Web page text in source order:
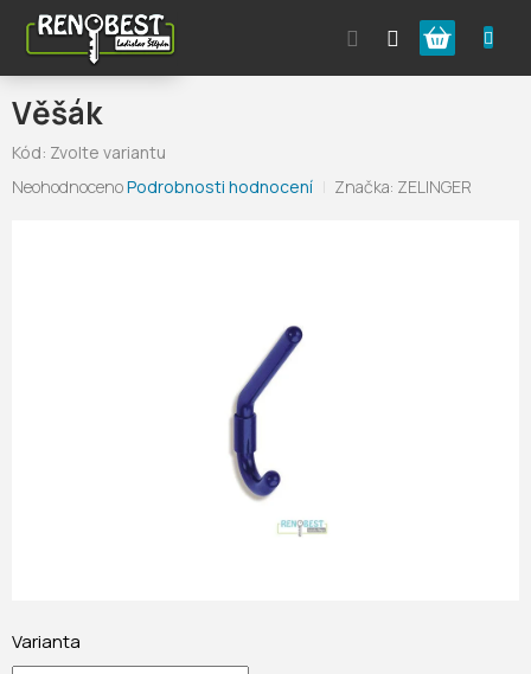
obsah
Nákupní
košík
Věšák
Kód: Zvolte variantu
Průměrné
NeohodnocenoPodrobnosti hodnocení Značka: ZELINGER
Varianta